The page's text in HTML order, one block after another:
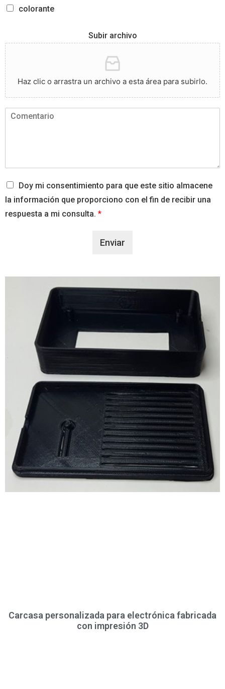
colorante
Subir archivo
Haz clic o arrastra un archivo a esta área para subirlo.
Doy mi consentimiento para que este sitio almacene
la información que proporciono con el fin de recibir una
respuesta a mi consulta. *
Enviar
Carcasa personalizada para electrónica fabricada
con impresión 3D